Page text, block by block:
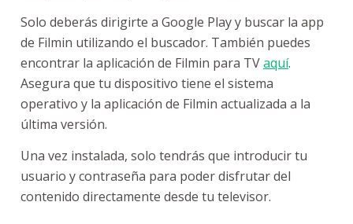
Solo deberás dirigirte a Google Play y buscar la app
de Filmin utilizando el buscador. También puedes
encontrar la aplicación de Filmin para TVaquí.
Asegura que tu dispositivo tiene el sistema
operativo y la aplicación de Filmin actualizada a la
última versión.
Una vez instalada, solo tendrás que introducir tu
usuario y contraseña para poder disfrutar del
contenido directamente desde tu televisor.